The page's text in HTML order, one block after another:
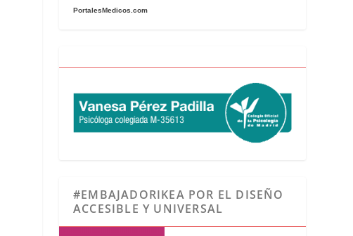
PortalesMedicos.com
#EMBAJADORIKEA POR EL DISEÑO
ACCESIBLE Y UNIVERSAL